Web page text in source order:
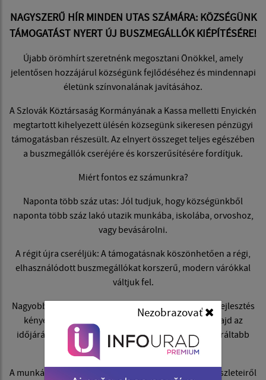
Nezobrazovať
NAGYSZERŰ HÍR MINDEN UTAS SZÁMÁRA: KÖZSÉGÜNK
TÁMOGATÁST NYERT ÚJ BUSZMEGÁLLÓK KIÉPÍTÉSÉRE!
Újabb örömhírt szeretnénk megosztani Önökkel, amely
jelentősen hozzájárul községünk fejlődéséhez és mindennapi
életünk színvonalának javításához.
A Szlovák Köztársaság Kormányának a Kassa melletti Enyickén
megtartott kihelyezett ülésén közsegünk sikeresen pénzügyi
támogatásban részesült. Az elnyert összeget teljes egészében
a buszmegállók cseréjére és korszerűsítésére fordítjuk.
Miért fontos ez számunkra?
Naponta több száz utas: Jól tudjuk, hogy községünkből
naponta több száz lakó utazik munkába, iskolába, orvoshoz,
vagy bevásárolni.
A régit újra cseréljük: A támogatásnak köszönhetően a régi,
elhasználódott buszmegállókat korszerű, modern várókkal
váltjuk fel.
Nagyobb kényelem és biztonság: Hisszük, hogy ez a fejlesztés
kényelmesebb várakozást, jobb védelmet nyújt majd az
időjárás viszontagságaival szemben, valamint kulturáltabb
környezetet teremt minden utas számára.
A munkálatok pontos ütemtervéről és a kivitelezés részleteiről